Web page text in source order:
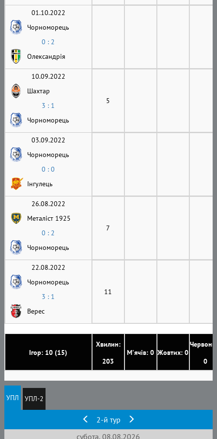
Ігор: 10 (15)
Хвилин:
203
М'ячів: 0 Жовтих: 0
0
01.10.2022
Чорноморець
0 : 2
Олександрія
10.09.2022
Шахтар
3 : 1
Чорноморець
5
03.09.2022
Чорноморець
0 : 0
Інгулець
26.08.2022
Металіст 1925
0 : 2
Чорноморець
7
22.08.2022
Чорноморець
3 : 1
Верес
11
УПЛ УПЛ-2
2-й тур
субота, 08.08.2026